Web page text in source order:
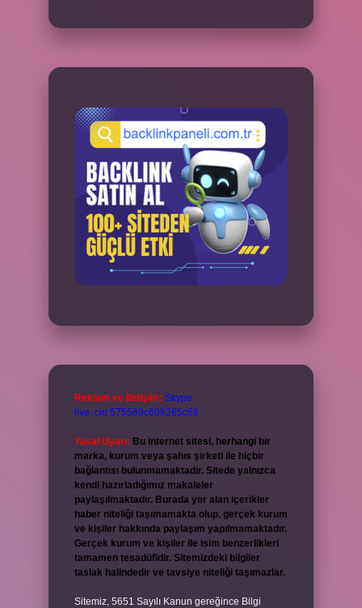
Reklam ve İletişim: Skype:
live:.cid.575569c608265c69
Yasal Uyarı: Bu internet sitesi, herhangi bir
marka, kurum veya şahıs şirketi ile hiçbir
bağlantısı bulunmamaktadır. Sitede yalnızca
kendi hazırladığımız makaleler
paylaşılmaktadır. Burada yer alan içerikler
haber niteliği taşımamakta olup, gerçek kurum
ve kişiler hakkında paylaşım yapılmamaktadır.
Gerçek kurum ve kişiler ile isim benzerlikleri
tamamen tesadüfidir. Sitemizdeki bilgiler
taslak halindedir ve tavsiye niteliği taşımazlar.
Sitemiz, 5651 Sayılı Kanun gereğince Bilgi